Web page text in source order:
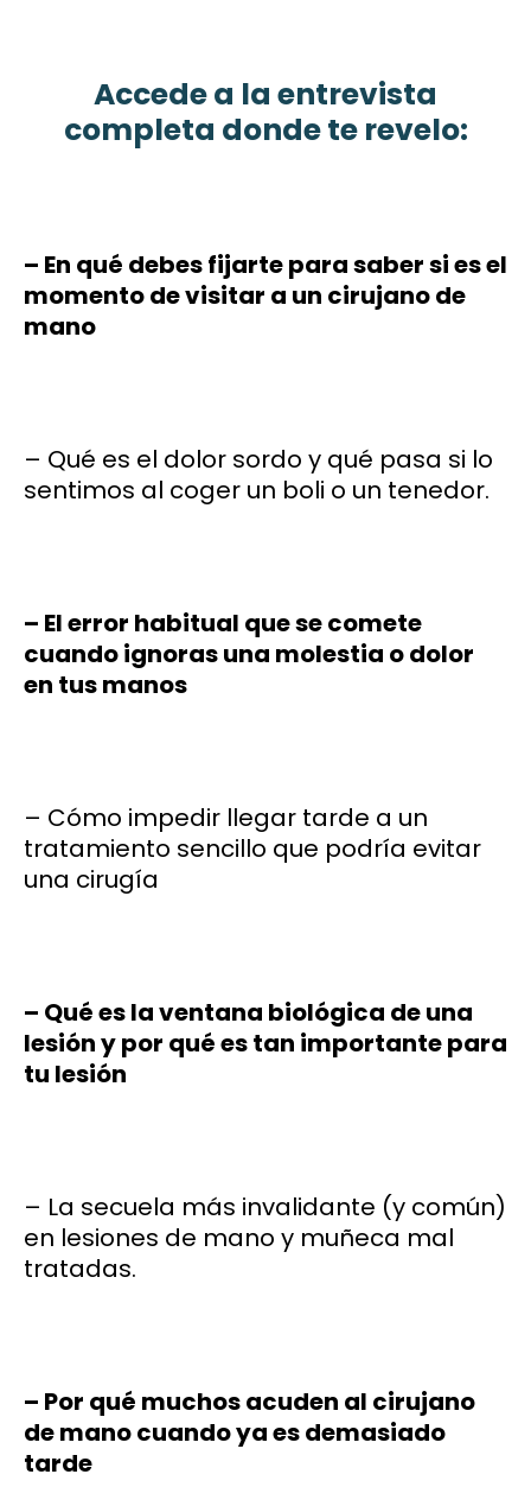
Accede a la entrevista
completa donde te revelo:
– En qué debes fijarte para saber si es el
momento de visitar a un cirujano de
mano
– Qué es el dolor sordo y qué pasa si lo
sentimos al coger un boli o un tenedor.
– El error habitual que se comete
cuando ignoras una molestia o dolor
en tus manos
– Cómo impedir llegar tarde a un
tratamiento sencillo que podría evitar
una cirugía
– Qué es la ventana biológica de una
lesión y por qué es tan importante para
tu lesión
– La secuela más invalidante (y común)
en lesiones de mano y muñeca mal
tratadas.
– Por qué muchos acuden al cirujano
de mano cuando ya es demasiado
tarde